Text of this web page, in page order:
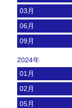
03月
06月
09月
2024年
01月
02月
05月